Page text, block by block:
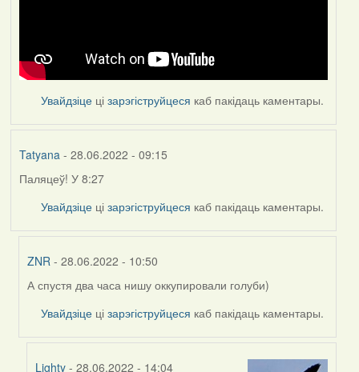
Увайдзіце цізарэгіструйцеся каб пакідаць каментары.
Tatyana - 28.06.2022 - 09:15
Паляцеў! У 8:27
Увайдзіце цізарэгіструйцеся каб пакідаць каментары.
ZNR - 28.06.2022 - 10:50
In
reply
by
А спустя два часа нишу оккупировали голуби)
Увайдзіце цізарэгіструйцеся каб пакідаць каментары.
Lighty - 28.06.2022 - 14:04